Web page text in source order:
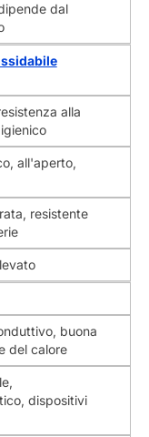
dal
alla
all'aperto,
resistente
buona
del calore
dispositivi